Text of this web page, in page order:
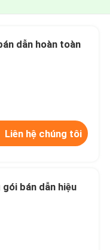
dẫn hoàn toàn
Liên hệ chúng tôi
bán dẫn hiệu